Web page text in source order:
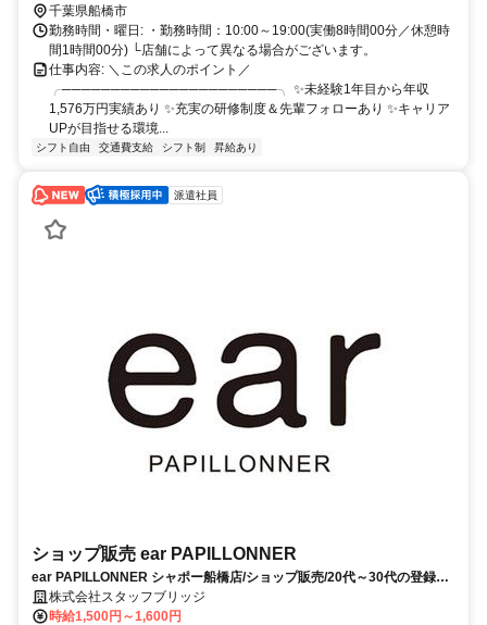
千葉県船橋市
勤務時間・曜日: ・勤務時間：10:00～19:00(実働8時間00分／休憩時
間1時間00分) └店舗によって異なる場合がございます。
仕事内容: ＼この求人のポイント／
╭──────────────────────╮ ✨未経験1年目から年収
1,576万円実績あり ✨充実の研修制度＆先輩フォローあり ✨キャリア
UPが目指せる環境...
シフト自由 交通費支給 シフト制 昇給あり
派遣社員
ショップ販売 ear PAPILLONNER
ear PAPILLONNER シャポー船橋店/ショップ販売/20代～30代の登録者
比率約85％！/未経験OK/前払い可/急募/船橋市/お仕事No240054
株式会社スタッフブリッジ
時給1,500円～1,600円